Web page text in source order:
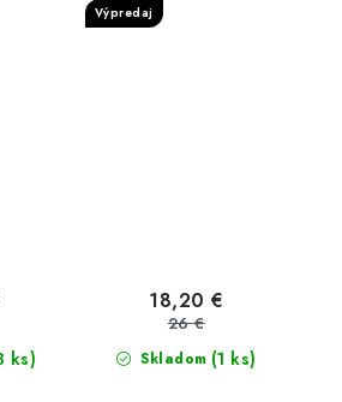
ks)
Výpredaj
Skladom (1 ks)
18,20 €
26 €